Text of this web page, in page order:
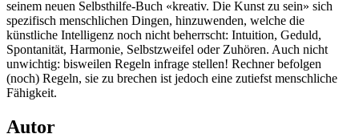
seinem neuen Selbsthilfe-Buch «kreativ. Die Kunst zu sein» sich
spezifisch menschlichen Dingen, hinzuwenden, welche die
künstliche Intelligenz noch nicht beherrscht: Intuition, Geduld,
Spontanität, Harmonie, Selbstzweifel oder Zuhören. Auch nicht
unwichtig: bisweilen Regeln infrage stellen! Rechner befolgen
(noch) Regeln, sie zu brechen ist jedoch eine zutiefst menschliche
Fähigkeit.
Autor